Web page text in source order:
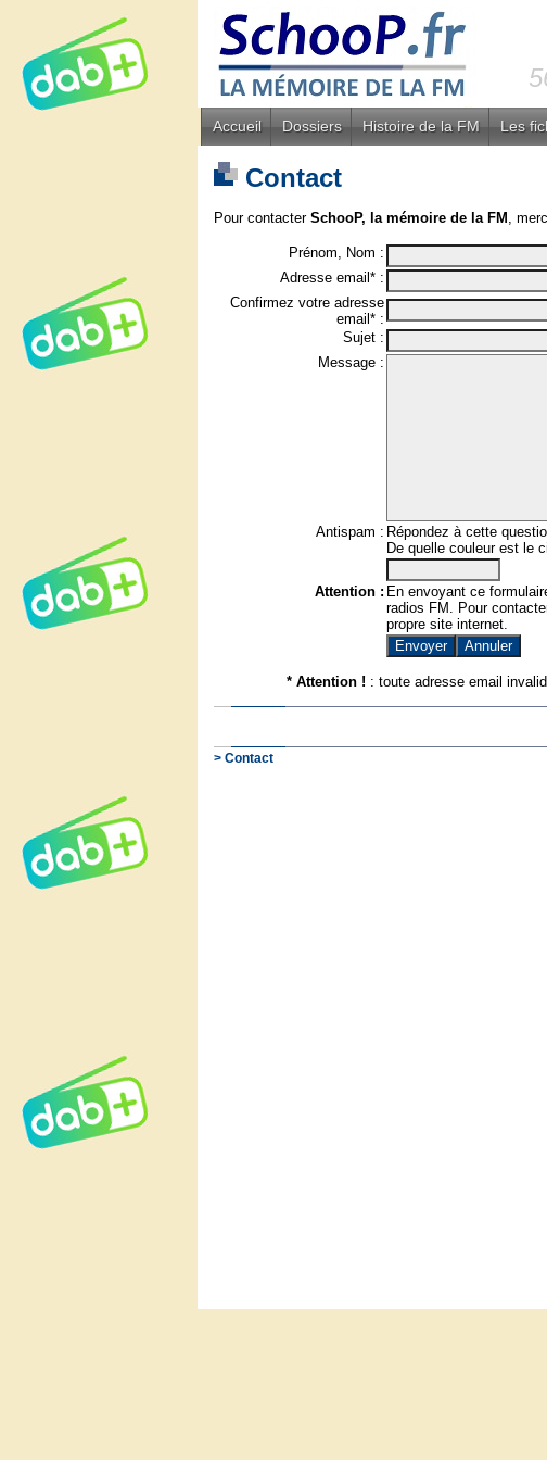
Accueil Dossiers Histoire de la FM Les
Contact
Pour contacter SchooP, la mémoire de la FM ,
Prénom, Nom :
Adresse email* :
Confirmez votre adresse
email* :
Sujet :
Message :
Antispam : Répondez à cette
De quelle couleur est le
Attention : En envoyant ce
radios FM. Pour
propre site internet.
* Attention ! : toute adresse email
> Contact